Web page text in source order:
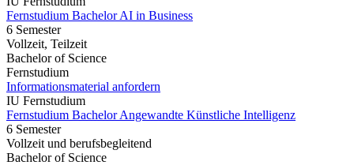
Fernstudium Bachelor AI in Business
6 Semester
Vollzeit, Teilzeit
Bachelor of Science
Fernstudium
Informationsmaterial anfordern
IU Fernstudium
Fernstudium Bachelor Angewandte Künstliche Intelligenz
6 Semester
Vollzeit und berufsbegleitend
Bachelor of Science